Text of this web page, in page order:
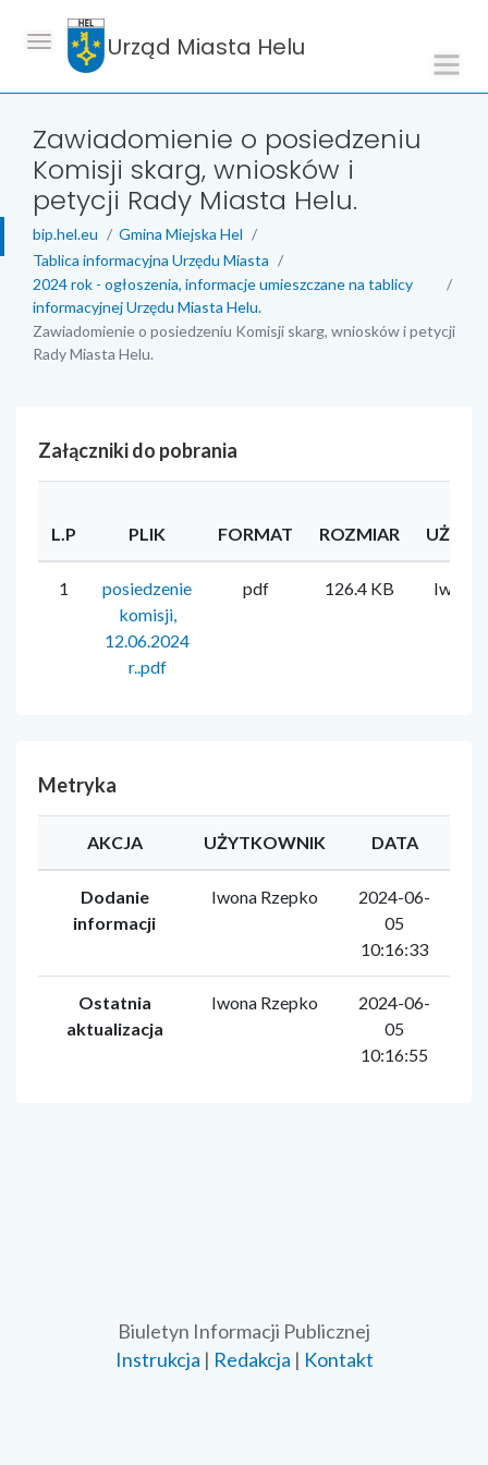
Urząd Miasta Helu
Zawiadomienie o posiedzeniu
Komisji skarg, wniosków i
petycji Rady Miasta Helu.
bip.hel.eu
Gmina Miejska Hel
Tablica informacyjna Urzędu Miasta
2024 rok - ogłoszenia, informacje umieszczane na tablicy
informacyjnej Urzędu Miasta Helu.
Zawiadomienie o posiedzeniu Komisji skarg, wniosków i petycji
Rady Miasta Helu.
Załączniki do pobrania
L.P PLIK FORMAT ROZMIAR
1
posiedzenie
komisji,
12.06.2024
r..pdf
pdf 126.4 KB Iwona
Metryka
AKCJA UŻYTKOWNIK DATA
Dodanie
informacji
Iwona Rzepko
2024-06-
05
10:16:33
Ostatnia
aktualizacja
Iwona Rzepko
2024-06-
05
10:16:55
Biuletyn Informacji Publicznej
Instrukcja | Redakcja | Kontakt